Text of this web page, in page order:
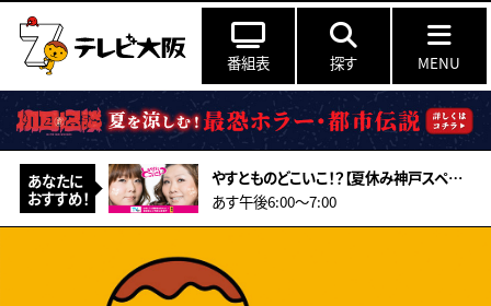
番組表 探す MENU
あなたに
おすすめ！
やすとものどこいこ！？【夏休み神戸スペシャル！こだわり食材＆アート作り体験】
あす午後6:00〜7:00